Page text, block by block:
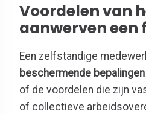
Voordelen van
aanwerven een
Een zelfstandige
beschermende
of de voordelen die zijn
of collectieve